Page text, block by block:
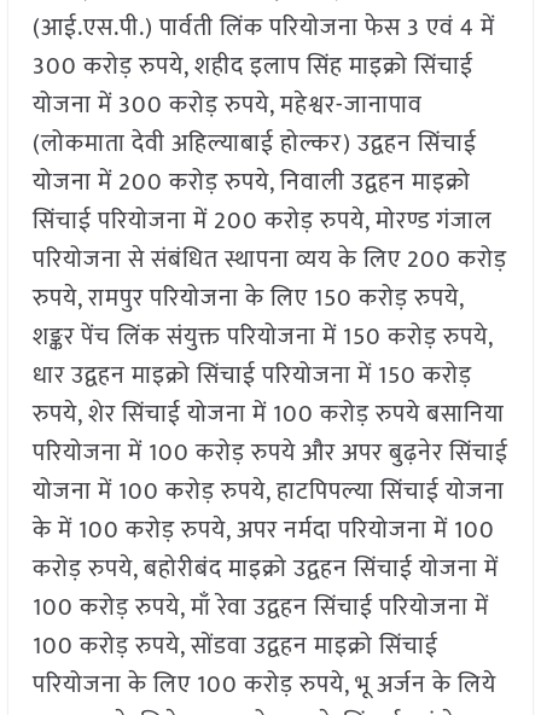
(आई.एस.पी.) पार्वती लिंक परियोजना फेस 3 एवं 4 में
300 करोड़ रुपये, शहीद इलाप सिंह माइक्रो सिंचाई
योजना में 300 करोड़ रुपये, महेश्वर-जानापाव
(लोकमाता देवी अहिल्याबाई होल्कर) उद्वहन सिंचाई
योजना में 200 करोड़ रुपये, निवाली उद्वहन माइक्रो
सिंचाई परियोजना में 200 करोड़ रुपये, मोरण्ड गंजाल
परियोजना से संबंधित स्थापना व्यय के लिए 200 करोड़
रुपये, रामपुर परियोजना के लिए 150 करोड़ रुपये,
शङ्कर पेंच लिंक संयुक्त परियोजना में 150 करोड़ रुपये,
धार उद्वहन माइक्रो सिंचाई परियोजना में 150 करोड़
रुपये, शेर सिंचाई योजना में 100 करोड़ रुपये बसानिया
परियोजना में 100 करोड़ रुपये और अपर बुढ़नेर सिंचाई
योजना में 100 करोड़ रुपये, हाटपिपल्या सिंचाई योजना
के में 100 करोड़ रुपये, अपर नर्मदा परियोजना में 100
करोड़ रुपये, बहोरीबंद माइक्रो उद्वहन सिंचाई योजना में
100 करोड़ रुपये, माँ रेवा उद्वहन सिंचाई परियोजना में
100 करोड़ रुपये, सोंडवा उद्वहन माइक्रो सिंचाई
परियोजना के लिए 100 करोड़ रुपये, भू अर्जन के लिये